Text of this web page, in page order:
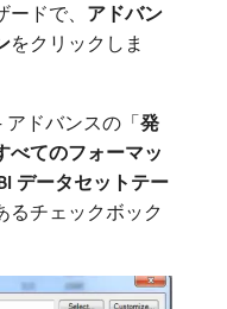
ドで、 アドバン
​をクリックしま
アドバンスの「発
べてのフォーマッ
データセットテー
るチェックボック